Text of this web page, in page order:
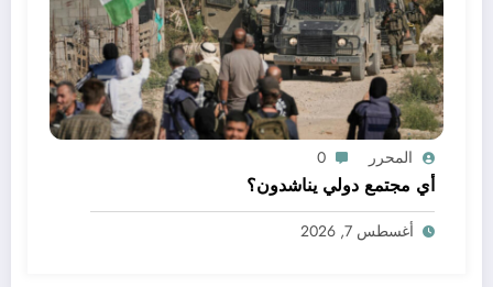
المحرر 0
أي مجتمع دولي يناشدون؟
أغسطس 7, 2026